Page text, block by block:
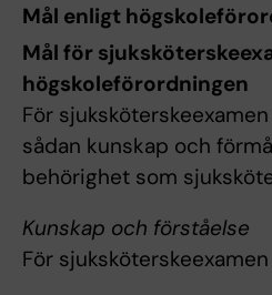
Mål enligt
Mål för
högskoleförordningen
För
sådan kunskap och
behörighet som
Kunskap och förståelse
För